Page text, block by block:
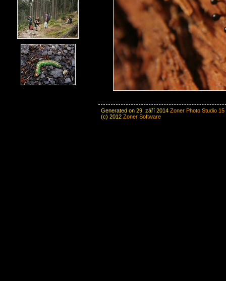
Generated on 29. září 2014 Zoner Photo Studio 15
(c) 2012 Zoner Software